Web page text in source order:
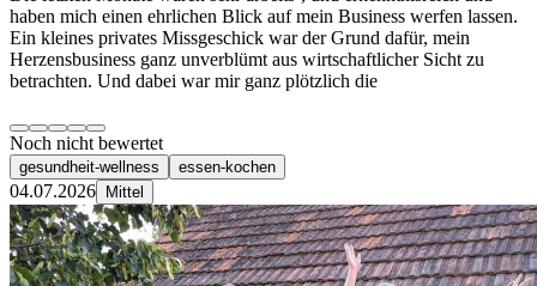
haben mich einen ehrlichen Blick auf mein Business werfen lassen.
Ein kleines privates Missgeschick war der Grund dafür, mein
Herzensbusiness ganz unverblümt aus wirtschaftlicher Sicht zu
betrachten. Und dabei war mir ganz plötzlich die
Noch nicht bewertet
gesundheit-wellness essen-kochen
04.07.2026 Mittel